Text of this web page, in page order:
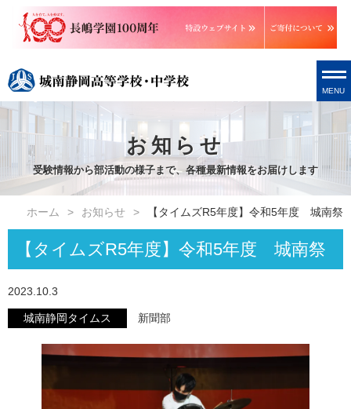
MENU
お知らせ
受験情報から部活動の様子まで、各種最新情報をお届けします
ホーム お知らせ 【タイムズR5年度】令和5年度 城南祭
【タイムズR5年度】令和5年度 城南祭
2023.10.3
城南静岡タイムス 新聞部